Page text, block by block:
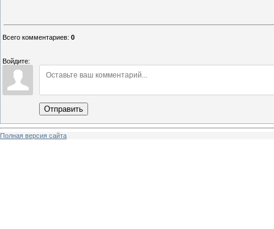
Всего комментариев: 0
Войдите:
Отправить
Полная версия сайта